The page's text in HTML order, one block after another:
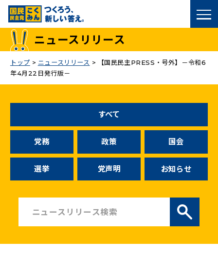
国民民主党トップ
議員
候補者公募
こくみん政治塾
お問い合わせ
ニュースリリース
ニュースリリース
トップ > ニュースリリース >
【国民民主PRESS・号外】－令和6
年4月22日発行版－
すべて
党務 政策 国会
選挙 党声明 お知らせ